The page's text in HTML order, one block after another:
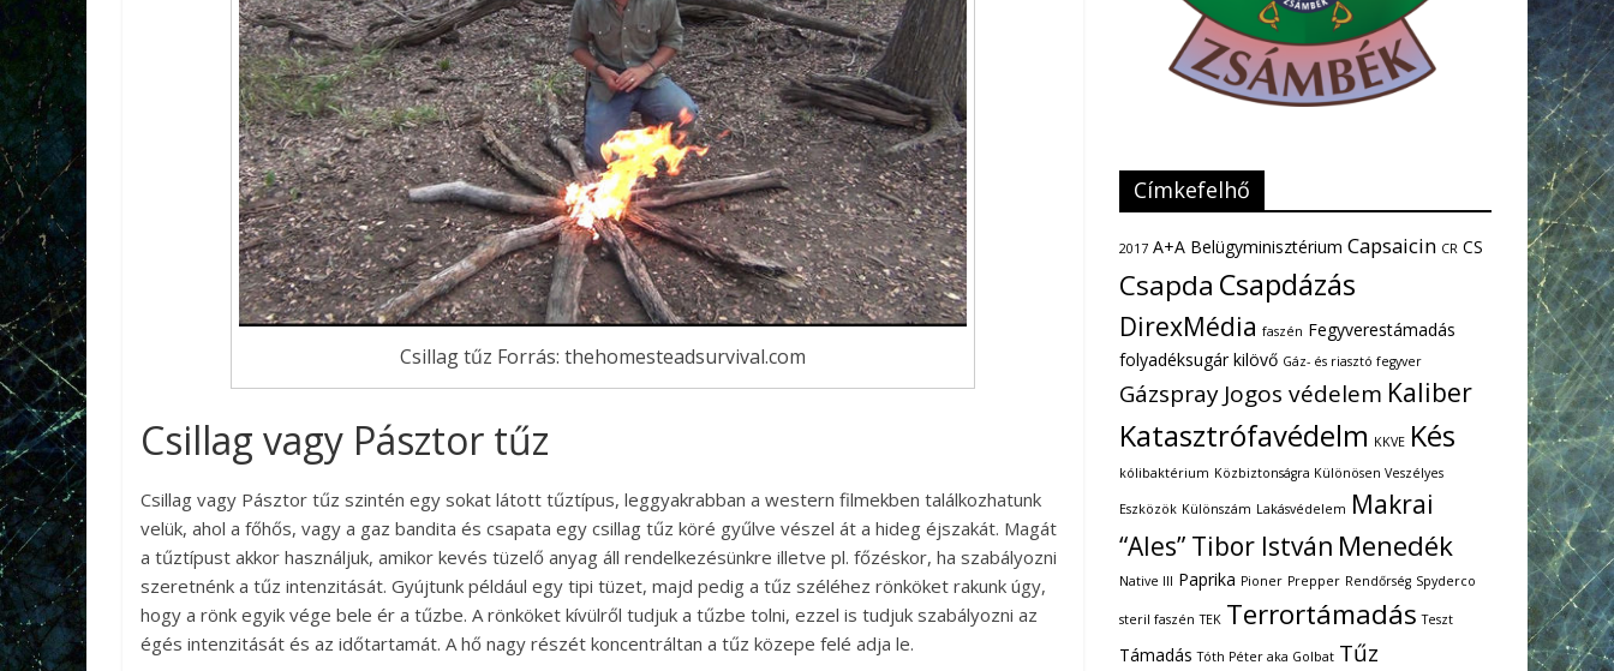
Csillag tűz Forrás: thehomesteadsurvival.com
Csillag vagy Pásztor tűz
Csillag vagy Pásztor tűz szintén egy sokat látott tűztípus, leggyakrabban a western filmekben találkozhatunk
velük, ahol a főhős, vagy a gaz bandita és csapata egy csillag tűz köré gyűlve vészel át a hideg éjszakát. Magát
a tűztípust akkor használjuk, amikor kevés tüzelő anyag áll rendelkezésünkre illetve pl. főzéskor, ha szabályozni
szeretnénk a tűz intenzitását. Gyújtunk például egy tipi tüzet, majd pedig a tűz széléhez rönköket rakunk úgy,
hogy a rönk egyik vége bele ér a tűzbe. A rönköket kívülről tudjuk a tűzbe tolni, ezzel is tudjuk szabályozni az
égés intenzitását és az időtartamát. A hő nagy részét koncentráltan a tűz közepe felé adja le.
Címkefelhő
2017 A+A Belügyminisztérium Capsaicin CR CS
Csapda Csapdázás
DirexMédia faszén Fegyverestámadás
folyadéksugár kilövő Gáz- és riasztó fegyver
Gázspray Jogos védelem Kaliber
Katasztrófavédelm KKVE Kés
kólibaktérium Közbiztonságra Különösen Veszélyes
Eszközök Különszám Lakásvédelem Makrai
“Ales” Tibor István Menedék
Native III Paprika Pioner Prepper Rendőrség Spyderco
steril faszén TEK Terrortámadás Teszt
Támadás Tóth Péter aka Golbat Tűz